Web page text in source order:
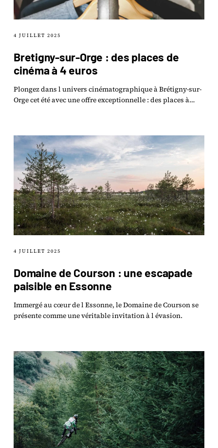
4 JUILLET 2025
Bretigny-sur-Orge : des places de
cinéma à 4 euros
Plongez dans l univers cinématographique à Brétigny-sur-
Orge cet été avec une offre exceptionnelle : des places à
4 JUILLET 2025
Domaine de Courson : une escapade
paisible en Essonne
Immergé au cœur de l Essonne, le Domaine de Courson se
présente comme une véritable invitation à l évasion.